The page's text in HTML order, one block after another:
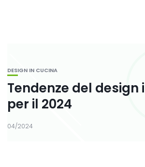
DESIGN IN CUCINA
Tendenze del design
per il 2024
04/2024